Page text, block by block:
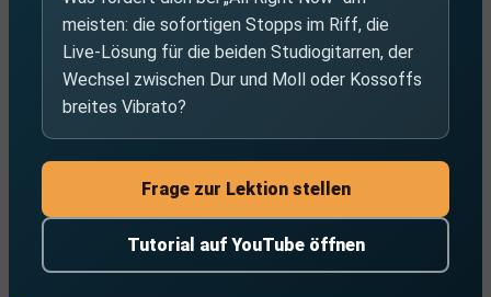
meisten: die sofortigen Stopps im Riff, die
Live-Lösung für die beiden Studiogitarren, der
Wechsel zwischen Dur und Moll oder Kossoffs
breites Vibrato?
Frage zur Lektion stellen
Tutorial auf YouTube öffnen